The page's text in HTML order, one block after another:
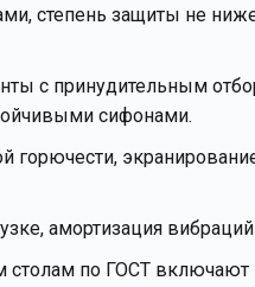
степень защиты не
с принудительным
сифонами.
горючести,
амортизация
по ГОСТ включают